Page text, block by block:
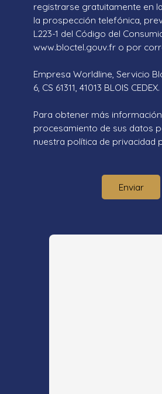
registrarse gratuitamente en
la prospección telefónica,
L223-1 del Código del
www.bloctel.gouv.fr o por
Empresa Worldline, Servicio
6, CS 61311, 41013 BLOIS CEDEX.
Para obtener más
procesamiento de sus datos
nuestra política de privacidad
Enviar